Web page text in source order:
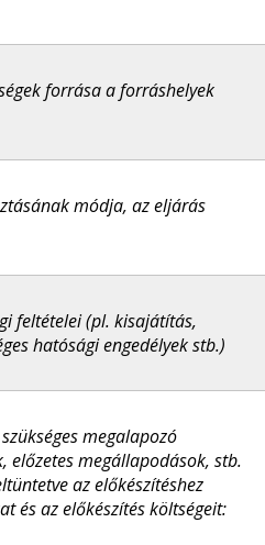
forrása a forráshelyek
módja, az eljárás
feltételei (pl. kisajátítás,
hatósági engedélyek stb.)
megalapozó
előzetes megállapodások, stb.
az előkészítéshez
és az előkészítés költségeit: